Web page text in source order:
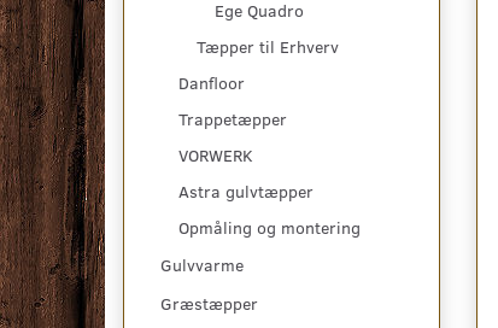
Ege Quadro
Tæpper til Erhverv
Danfloor
Trappetæpper
VORWERK
Astra gulvtæpper
Opmåling og montering
Gulvvarme
Græstæpper